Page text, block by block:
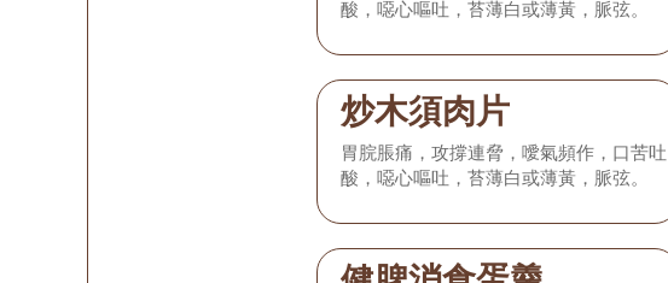
酸，噁心嘔吐，苔薄白或薄黃，脈弦。
炒木須肉片
胃脘脹痛，攻撐連脅，噯氣頻作，口苦吐
酸，噁心嘔吐，苔薄白或薄黃，脈弦。